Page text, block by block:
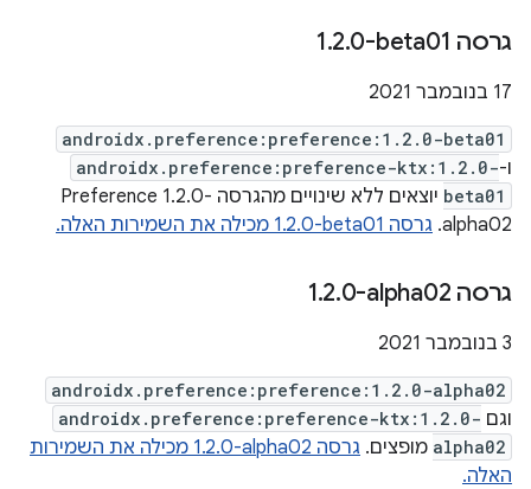
גרסה ‎1 .2.0-beta01
17 בנובמבר 2021
androidx.preference:preference:1.2.0-beta01
ו-androidx.preference:preference-ktx:1.2.0-
beta01
יוצאים ללא שינויים מהגרסה Preference 1.2.0-
alpha02. גרסה ‎1.2.0-beta01 מכילה את השמירות האלה.
גרסה ‎1 .2.0-alpha02
‫3 בנובמבר 2021
androidx.preference:preference:1.2.0-alpha02
וגם androidx.preference:preference-ktx:1.2.0-
alpha02 מופצים.
גרסה ‎1.2.0-alpha02 מכילה את השמירות
האלה.